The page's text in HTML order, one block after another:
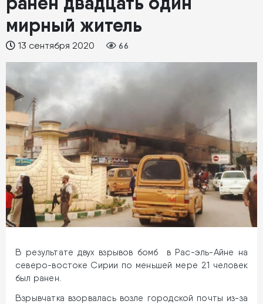
мирный житель
13 сентября 2020 66
В результате двух взрывов бомб в Рас-эль-Айне на
северо-востоке Сирии по меньшей мере 21 человек
был ранен.
Взрывчатка взорвалась возле городской почты из-за